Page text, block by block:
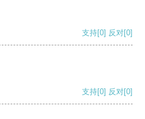
支持[0] 反对[0]
支持[0] 反对[0]